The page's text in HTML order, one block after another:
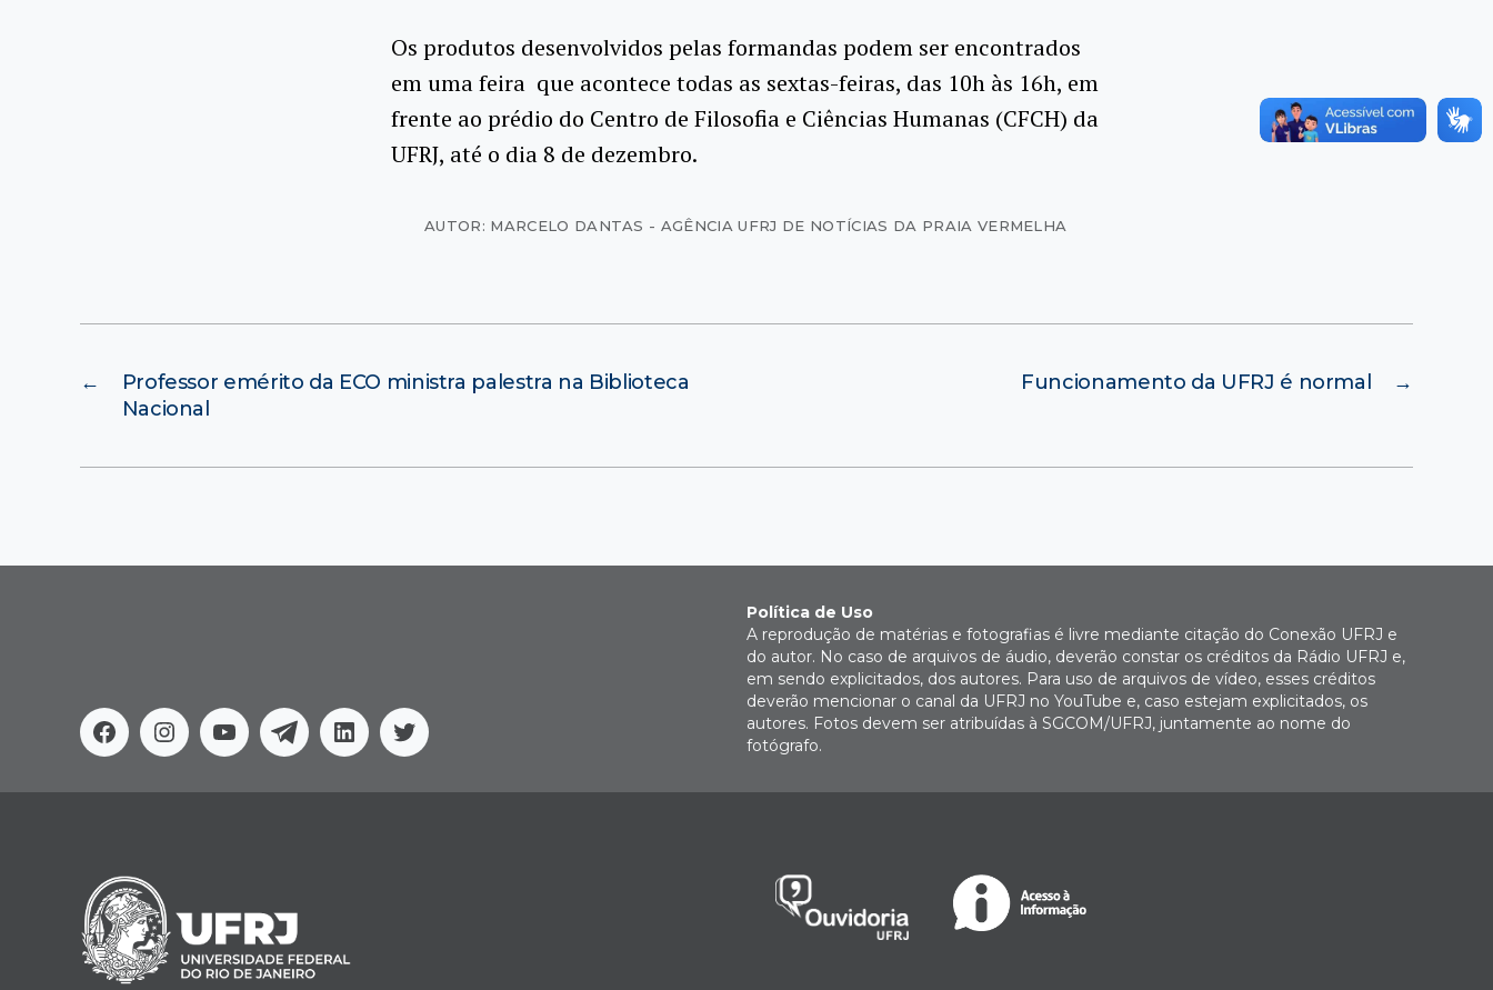
Os produtos desenvolvidos pelas formandas podem ser encontrados
em uma feira que acontece todas as sextas-feiras, das 10h às 16h, em
frente ao prédio do Centro de Filosofia e Ciências Humanas (CFCH) da
UFRJ, até o dia 8 de dezembro.
AUTOR: MARCELO DANTAS - AGÊNCIA UFRJ DE NOTÍCIAS DA PRAIA VERMELHA
←
Professor emérito da ECO ministra palestra na Biblioteca
Nacional
→
Funcionamento da UFRJ é normal
FacebookInstagram
YoutubeTelegramLinkedinTwitter
Política de Uso
A reprodução de matérias e fotografias é livre mediante citação do Conexão UFRJ e
do autor. No caso de arquivos de áudio, deverão constar os créditos da Rádio UFRJ e,
em sendo explicitados, dos autores. Para uso de arquivos de vídeo, esses créditos
deverão mencionar o canal da UFRJ no YouTube e, caso estejam explicitados, os
autores. Fotos devem ser atribuídas à SGCOM/UFRJ, juntamente ao nome do
fotógrafo.